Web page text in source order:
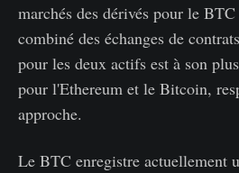
marchés des dérivés pour le
combiné des échanges de
pour les deux actifs est à son
pour l'Ethereum et le Bitcoin,
approche.
Le BTC enregistre actuellement